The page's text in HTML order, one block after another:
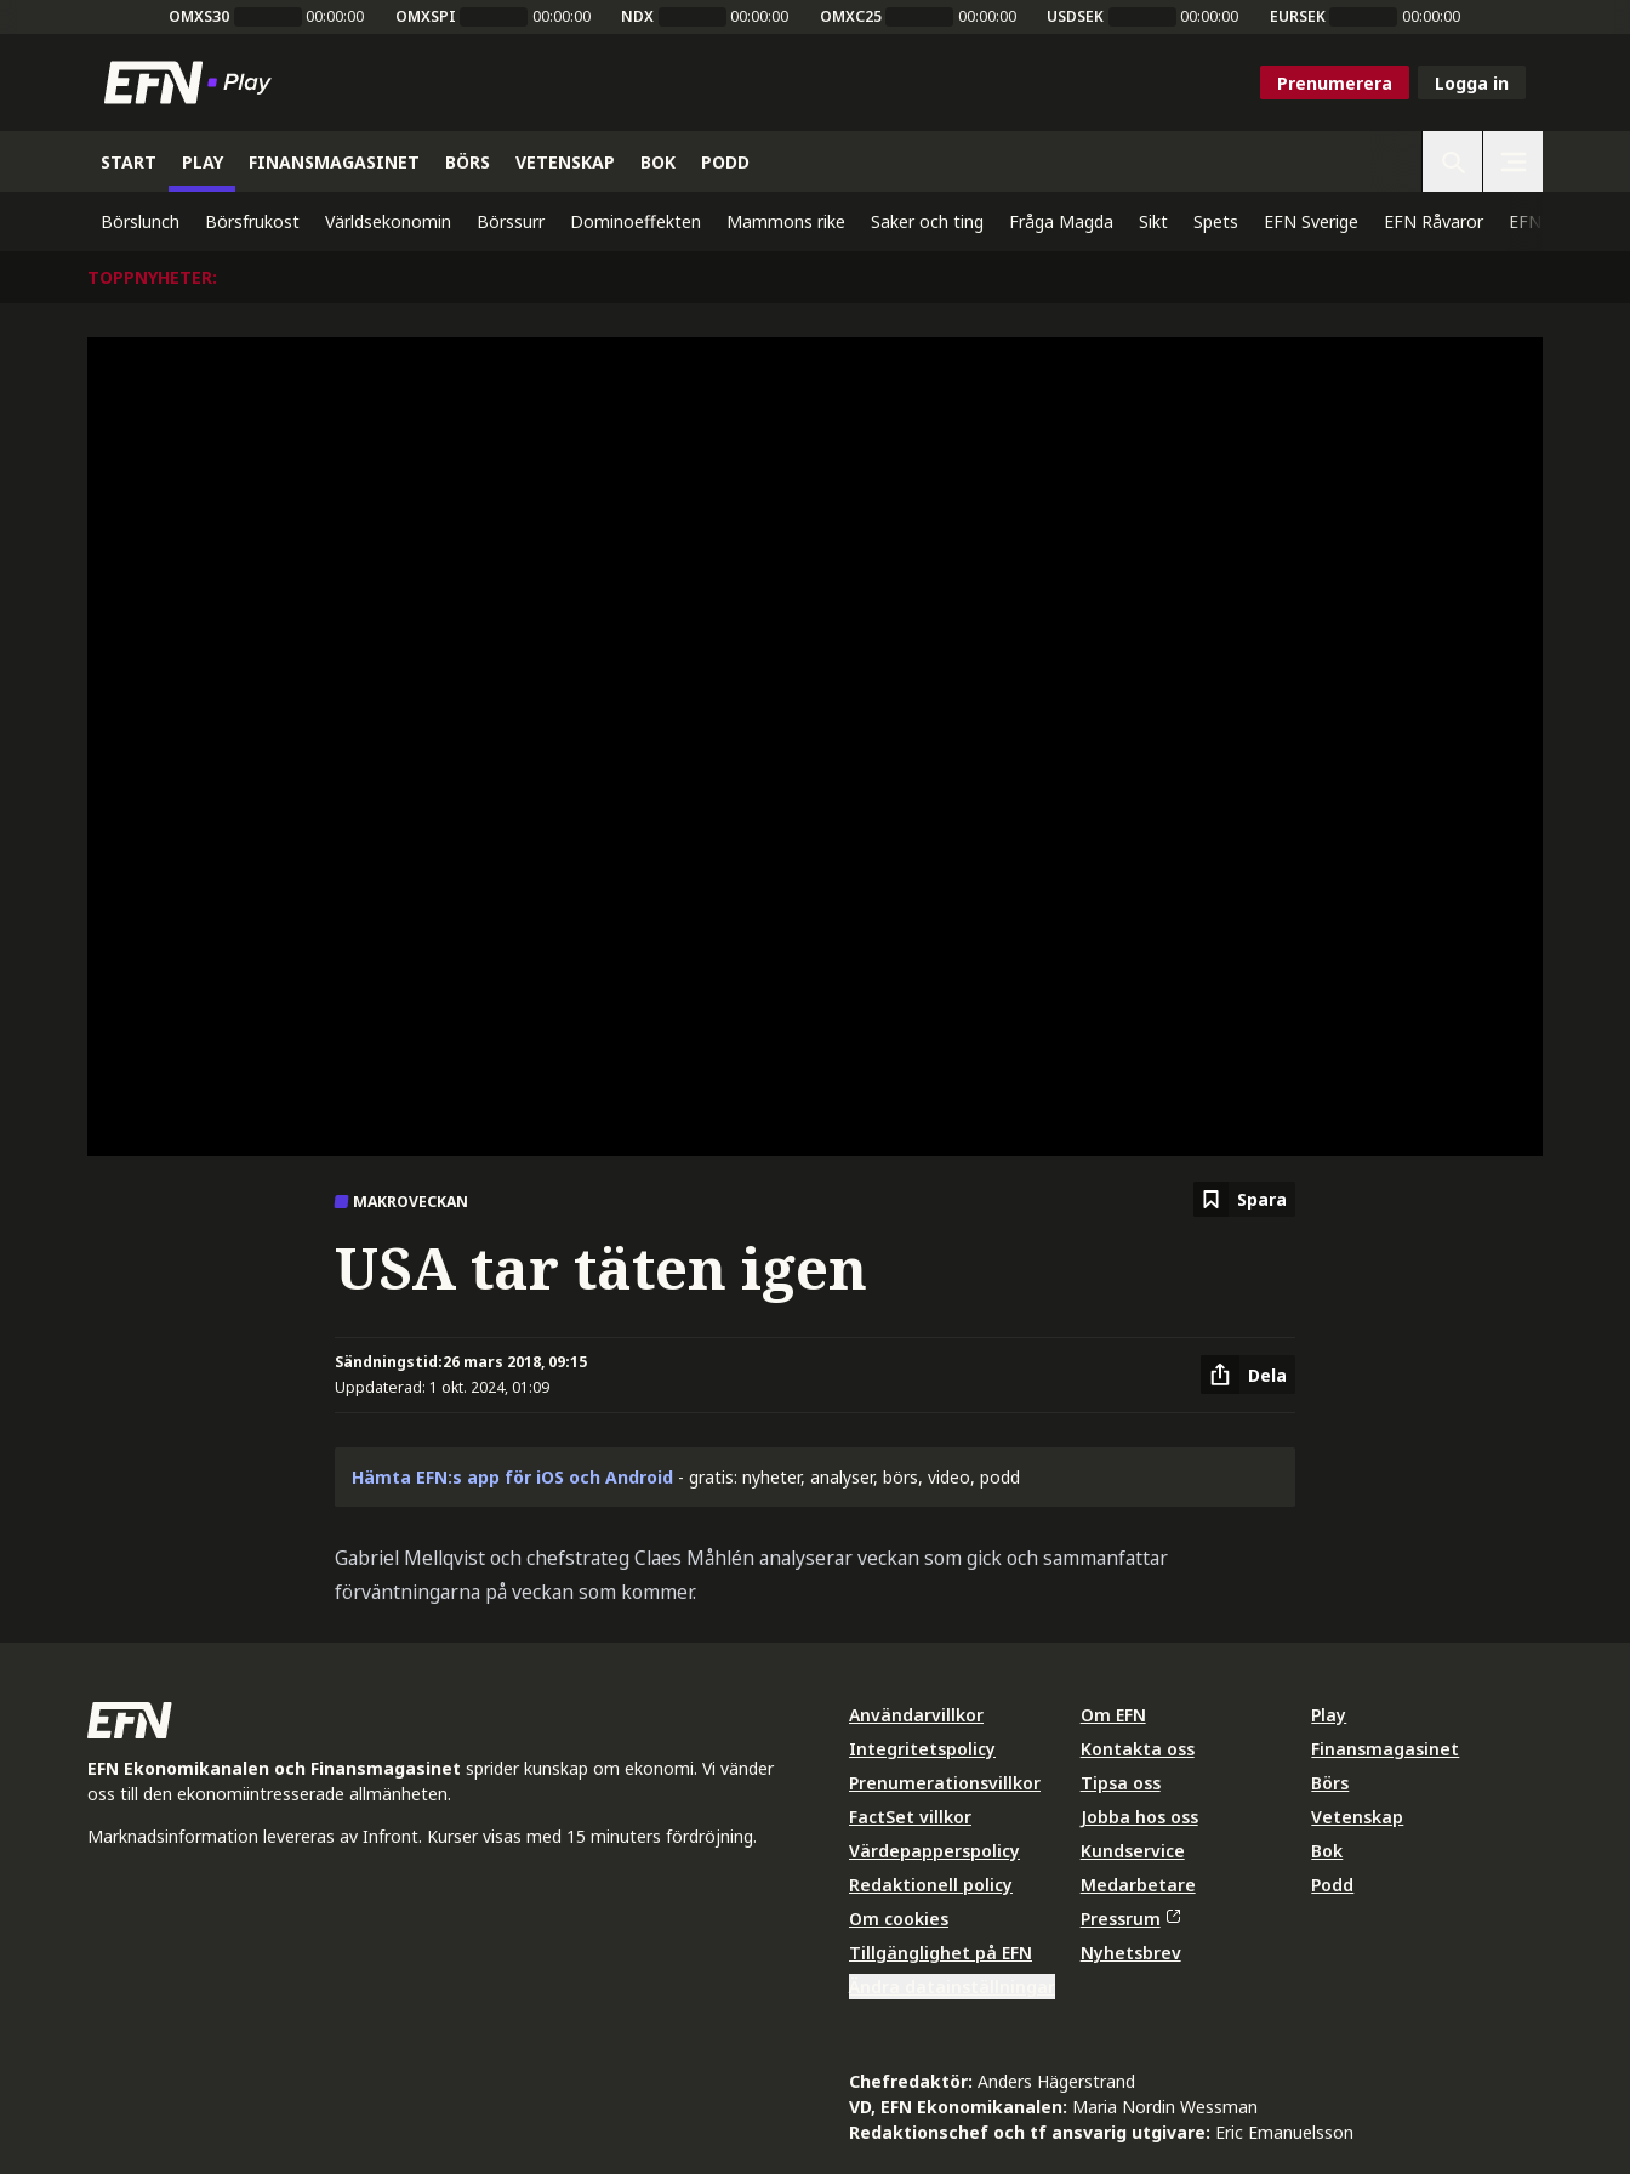
OMXS30 00:00:00 OMXSPI 00:00:00 NDX 00:00:00 OMXC25 00:00:00 USDSEK 00:00:00 EURSEK 00:00:00
Prenumerera Logga in
START PLAY FINANSMAGASINET BÖRS VETENSKAP BOK PODD
Börslunch Börsfrukost Världsekonomin Börssurr Dominoeffekten Mammons rike Saker och ting Fråga Magda Sikt Spets EFN Sverige EFN Råvaror EFN Direkt
TOPPNYHETER:
MAKROVECKAN Spara
USA tar täten igen
Sändningstid:26 mars 2018, 09:15
Uppdaterad: 1 okt. 2024, 01:09
Dela
Hämta EFN:s app för iOS och Android - gratis: nyheter, analyser, börs, video, podd
Gabriel Mellqvist och chefstrateg Claes Måhlén analyserar veckan som gick och sammanfattar
förväntningarna på veckan som kommer.
EFN Ekonomikanalen och Finansmagasinet sprider kunskap om ekonomi. Vi vänder
oss till den ekonomiintresserade allmänheten.
Marknadsinformation levereras av Infront. Kurser visas med 15 minuters fördröjning.
Användarvillkor
Integritetspolicy
Prenumerationsvillkor
FactSet villkor
Värdepapperspolicy
Redaktionell policy
Om cookies
Tillgänglighet på EFN
Om EFN
Kontakta oss
Tipsa oss
Jobba hos oss
Kundservice
Medarbetare
Pressrum
Nyhetsbrev
Play
Finansmagasinet
Börs
Vetenskap
Bok
Podd
Chefredaktör: Anders Hägerstrand
VD, EFN Ekonomikanalen: Maria Nordin Wessman
Redaktionschef och tf ansvarig utgivare: Eric Emanuelsson